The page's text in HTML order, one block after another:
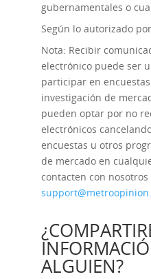
gubernamentales o
Según lo autorizado
Nota: Recibir
electrónico puede ser
participar en
investigación de
pueden optar por no
electrónicos
encuestas u otros
de mercado en
contacten con nosotros
ALGUIEN?